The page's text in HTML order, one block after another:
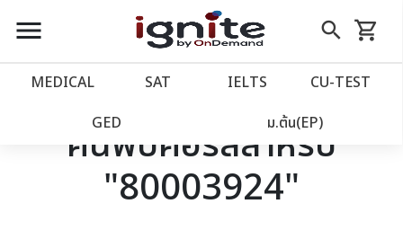
close
account_balance หน้าแรก
เว็บไซต์อิกไนท์
โปรโมชั่น
menu search
Skip
to
shopping_cart
รถเข็น
MEDICAL SAT IELTS CU‑TEST
GED ม.ต้น(EP)
ค้นพบคอร์สสำหรับ
"80003924"